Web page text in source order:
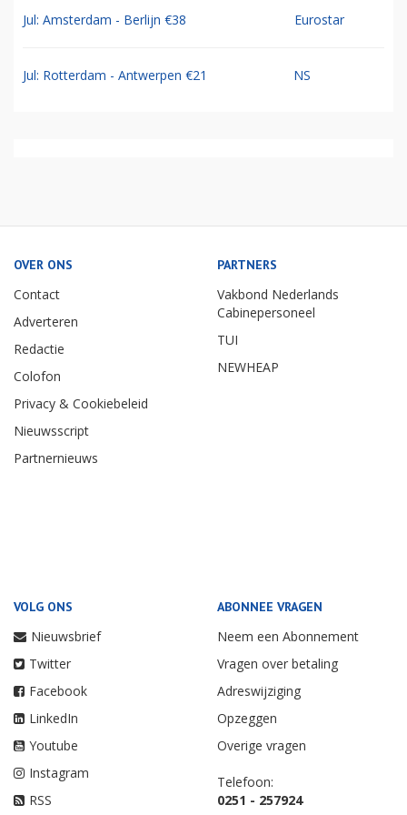
Jul: Amsterdam - Berlijn €38 Eurostar
Jul: Rotterdam - Antwerpen €21 NS
OVER ONS
Contact
Adverteren
Redactie
Colofon
Privacy & Cookiebeleid
Nieuwsscript
Partnernieuws
PARTNERS
Vakbond Nederlands
Cabinepersoneel
TUI
NEWHEAP
VOLG ONS
Nieuwsbrief
Twitter
Facebook
LinkedIn
Youtube
Instagram
RSS
ABONNEE VRAGEN
Neem een Abonnement
Vragen over betaling
Adreswijziging
Opzeggen
Overige vragen
Telefoon:
0251 - 257924